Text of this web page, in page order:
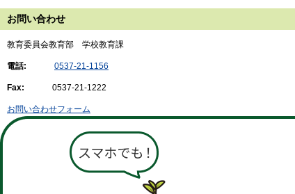
お問い合わせ
教育委員会教育部 学校教育課
電話: 0537-21-1156
Fax: 0537-21-1222
お問い合わせフォーム